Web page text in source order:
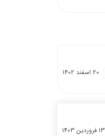
20 اسفند 1402
13 فروردين 1403